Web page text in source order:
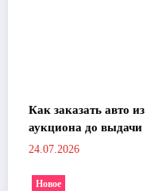
Как заказать авто
аукциона до выдачи
24.07.2026
Новое